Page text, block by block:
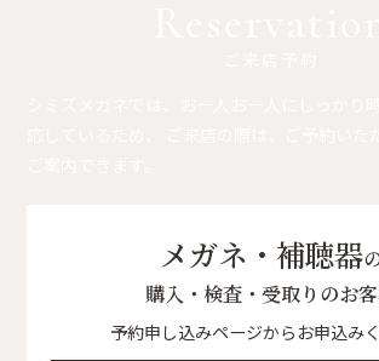
メガネ・補聴器
購入・検査・受取りのお
予約申し込みページからお申込み